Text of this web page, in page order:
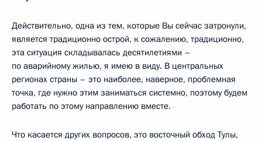
Действительно, одна из тем, которые Вы сейчас затронули,
является традиционно острой, к сожалению, традиционно,
эта ситуация складывалась десятилетиями –
по аварийному жилью, я имею в виду. В центральных
регионах страны – это наиболее, наверное, проблемная
точка, где нужно этим заниматься системно, поэтому будем
работать по этому направлению вместе.
Что касается других вопросов, это восточный обход Тулы,